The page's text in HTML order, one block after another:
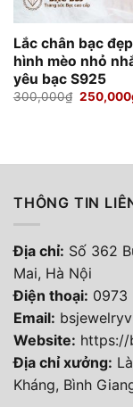
Lắc chân bạc
hình mèo nhỏ
yêu bạc S925
300,000₫ Giá
250,000
THÔNG TIN
Địa chỉ: Số 362
Mai, Hà Nội
Điện thoại: 0973
Email:
Website: https://
Địa chỉ xưởng:
Kháng, Bình